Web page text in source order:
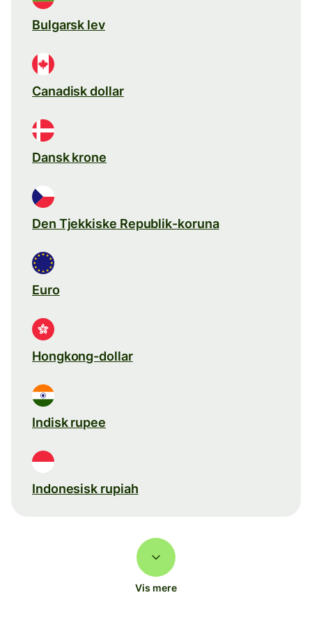
Bulgarsk lev
Canadisk dollar
Dansk krone
Den Tjekkiske Republik-koruna
Euro
Hongkong-dollar
Indisk rupee
Indonesisk rupiah
Vis mere